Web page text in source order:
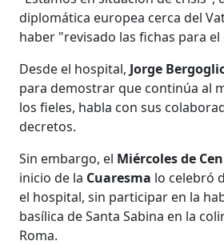
diplomática europea cerca del
haber "revisado las fichas para el
Desde el hospital, Jorge
para demostrar que continúa al
los fieles, habla con sus
decretos.
Sin embargo, el Miércoles de
inicio de la Cuaresma lo celebró
el hospital, sin participar en la
basílica de Santa Sabina en la
Roma.